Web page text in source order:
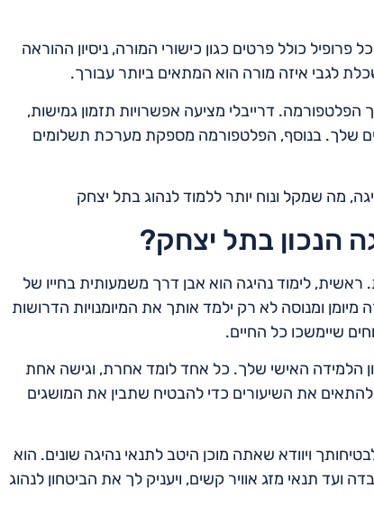
כולל פרטים כגון כישורי המורה, ניסיון ההוראה
לגבי איזה מורה הוא המתאים ביותר עבורך.
דרייבלי מציעה אפשרויות תזמון גמישות,
שלך. בנוסף, הפלטפורמה מספקת מערכת תשלומים
מה שמקל ונוח יותר ללמוד לנהוג בתל יצחק
הנכון בתל יצחק?
לימוד נהיגה הוא אבן דרך משמעותית בחייו של
ומנוסה לא רק ילמד אותך את המיומנויות הדרושות
שיימשכו כל החיים.
הלמידה האישי שלך. כל אחד לומד אחרת, וגישה אחת
את השיעורים כדי להבטיח שתבין את המושגים
ויוודא שאתה מוכן היטב לתנאי נהיגה שונים. הוא
תנאי מזג אוויר קשים, ויעניק לך את הביטחון לנהוג